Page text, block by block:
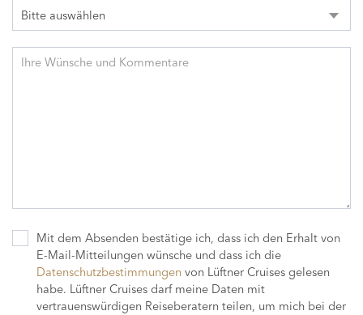
Bitte auswählen
Ihre Wünsche und Kommentare
Mit dem Absenden bestätige ich, dass ich den Erhalt von
E-Mail-Mitteilungen wünsche und dass ich die
Datenschutzbestimmungen von Lüftner Cruises gelesen
habe. Lüftner Cruises darf meine Daten mit
vertrauenswürdigen Reiseberatern teilen, um mich bei der